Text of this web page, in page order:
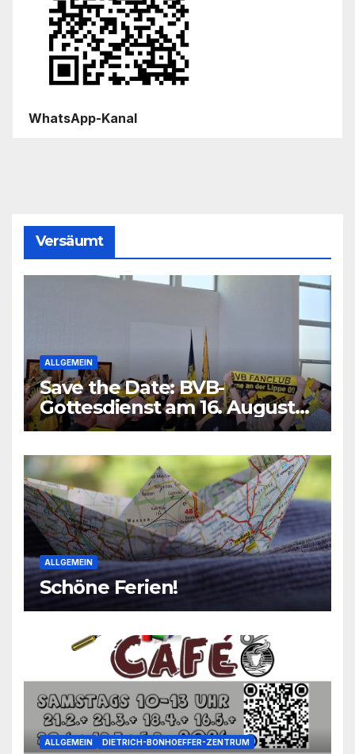
WhatsApp-Kanal
Versäumt
ALLGEMEIN
Save the Date: BVB-
Gottesdienst am 16. August
2026
ALLGEMEIN
Schöne Ferien!
ALLGEMEIN DIETRICH-BONHOEFFER-ZENTRUM